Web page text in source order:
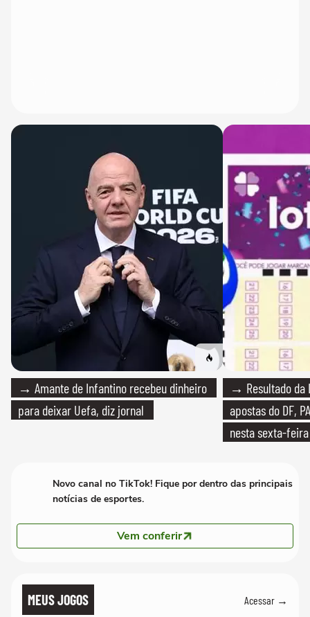
→ Amante de Infantino recebeu dinheiro
para deixar Uefa, diz jornal
→ Resultado da
apostas do DF,
nesta sexta-feira
Novo canal no TikTok! Fique por dentro das principais
notícias de esportes.
Vem conferir
MEUS JOGOS Acessar →